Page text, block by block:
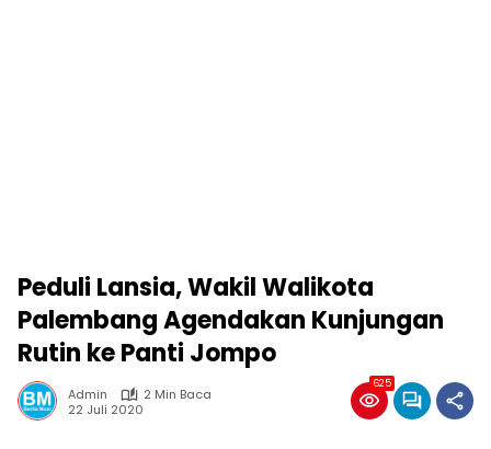
Peduli Lansia, Wakil Walikota
Palembang Agendakan Kunjungan
Rutin ke Panti Jompo
Admin
2 Min Baca
22 Juli 2020
625